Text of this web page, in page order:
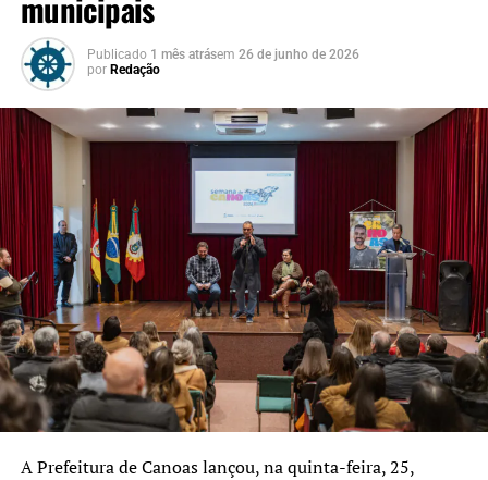
mobilização de equipes nas áreas consideradas mais
vulneráveis.
Segundo o gerente institucional da Corsan na região
Central, André Finamor, o plano de contingência
permitiu reduzir os impactos nos sistemas de
abastecimento. Conforme o representante da companhia,
a atuação preventiva contribuiu para evitar problemas
recorrentes em períodos de eventos climáticos extremos
e minimizar os reflexos para a população.
Além do Vale do Taquari, equipes da empresa
permanecem mobilizadas em outros municípios gaúchos
para recuperar os sistemas de abastecimento sempre que
houver ocorrências relacionadas às chuvas. O Centro de
Operações Integradas da Corsan segue monitorando a
situação em todo o Estado e coordenando as ações de
resposta às intercorrências.
Publicado 1 mês atrásem 26 de junho de 2026
por Redação
A Prefeitura de Canoas lançou, na quinta-feira, 25,